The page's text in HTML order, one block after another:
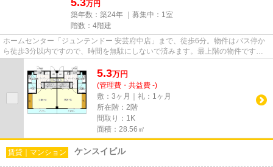
万円
築年数：築24年 ｜募集中： 1室
階数：4階建
ホームセンター「ジュンテンドー 安芸府中店」まで、徒歩6分。物件はバス停か
ら徒歩3分以内ですので、時間を無駄にしないで済みます。最上階の物件です。
こちらの物件はマンションです...
5.3万円
(管理費・共益費 -)
敷：3ヶ月｜礼：1ヶ月
所在階：2階
間取り：1K
面積：28.56㎡
賃貸｜マンション ケンスイビル